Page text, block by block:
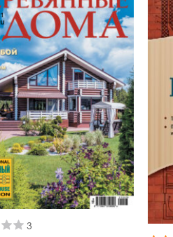
3